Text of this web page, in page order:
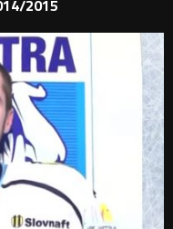
2015